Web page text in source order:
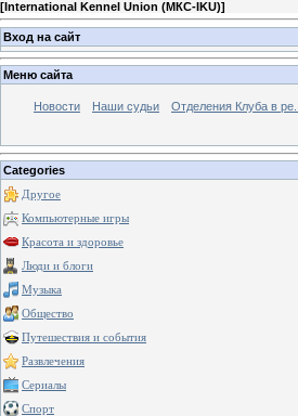
[International Kennel Union (МКС-IKU)]
Вход на сайт
Меню сайта
Новости Наши судьи Отделения Клуба в ре...
Categories
Другое
Компьютерные игры
Красота и здоровье
Люди и блоги
Музыка
Общество
Путешествия и события
Развлечения
Сериалы
Спорт